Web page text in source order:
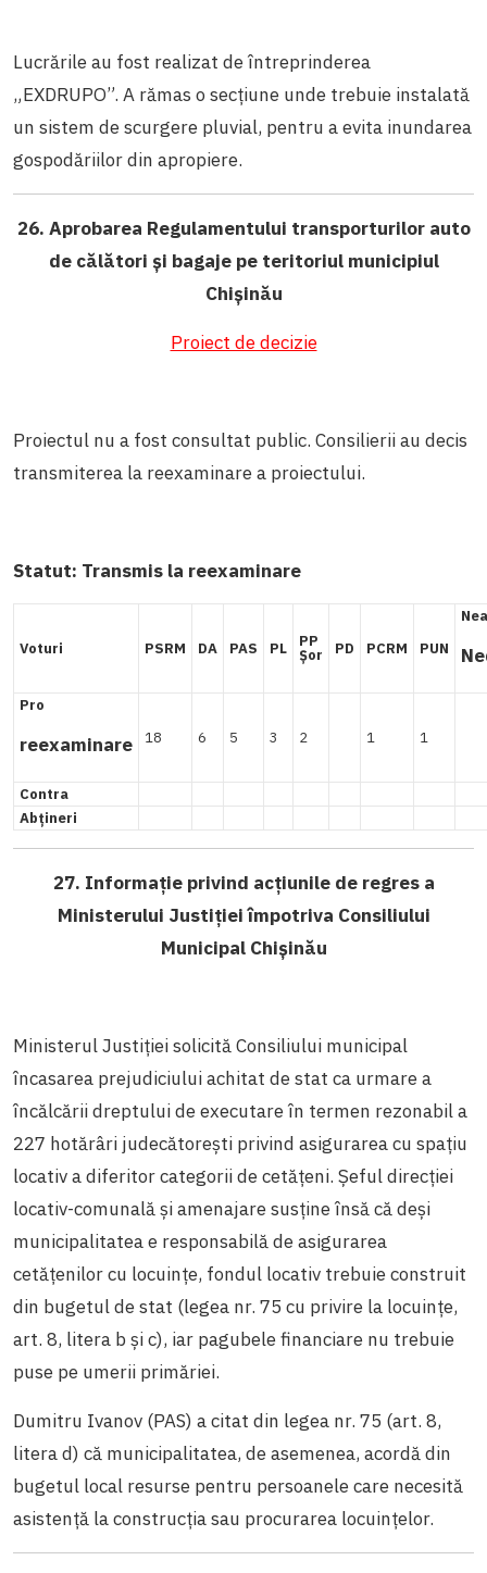
Lucrările au fost realizat de întreprinderea
„EXDRUPO”. A rămas o secțiune unde trebuie instalată
un sistem de scurgere pluvial, pentru a evita inundarea
gospodăriilor din apropiere.
26. Aprobarea Regulamentului transporturilor auto
de călători și bagaje pe teritoriul municipiul
Chișinău
Proiect de decizie
Proiectul nu a fost consultat public. Consilierii au decis
transmiterea la reexaminare a proiectului.
Statut: Transmis la reexaminare
Voturi PSRM DA PAS PL PP
Șor PD PCRM PUN
Pro
reexaminare 18 6 5 3 2 1 1
Contra
Abțineri
27. Informație privind acțiunile de regres a
Ministerului Justiției împotriva Consiliului
Municipal Chișinău
Ministerul Justiției solicită Consiliului municipal
încasarea prejudiciului achitat de stat ca urmare a
încălcării dreptului de executare în termen rezonabil a
227 hotărâri judecătorești privind asigurarea cu spațiu
locativ a diferitor categorii de cetățeni. Șeful direcției
locativ-comunală și amenajare susține însă că deși
municipalitatea e responsabilă de asigurarea
cetățenilor cu locuințe, fondul locativ trebuie construit
din bugetul de stat (legea nr. 75 cu privire la locuințe,
art. 8, litera b și c), iar pagubele financiare nu trebuie
puse pe umerii primăriei.
Dumitru Ivanov (PAS) a citat din legea nr. 75 (art. 8,
litera d) că municipalitatea, de asemenea, acordă din
bugetul local resurse pentru persoanele care necesită
asistență la construcția sau procurarea locuințelor.